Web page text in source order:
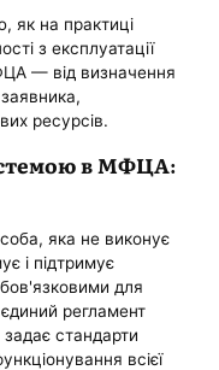
як на практиці
з експлуатації
— від визначення
ресурсів.
в МФЦА:
яка не виконує
і підтримує
для
регламент
задає стандарти
всієї